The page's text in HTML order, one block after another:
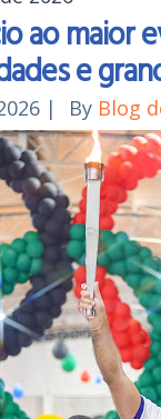
ao
e
| By Blog